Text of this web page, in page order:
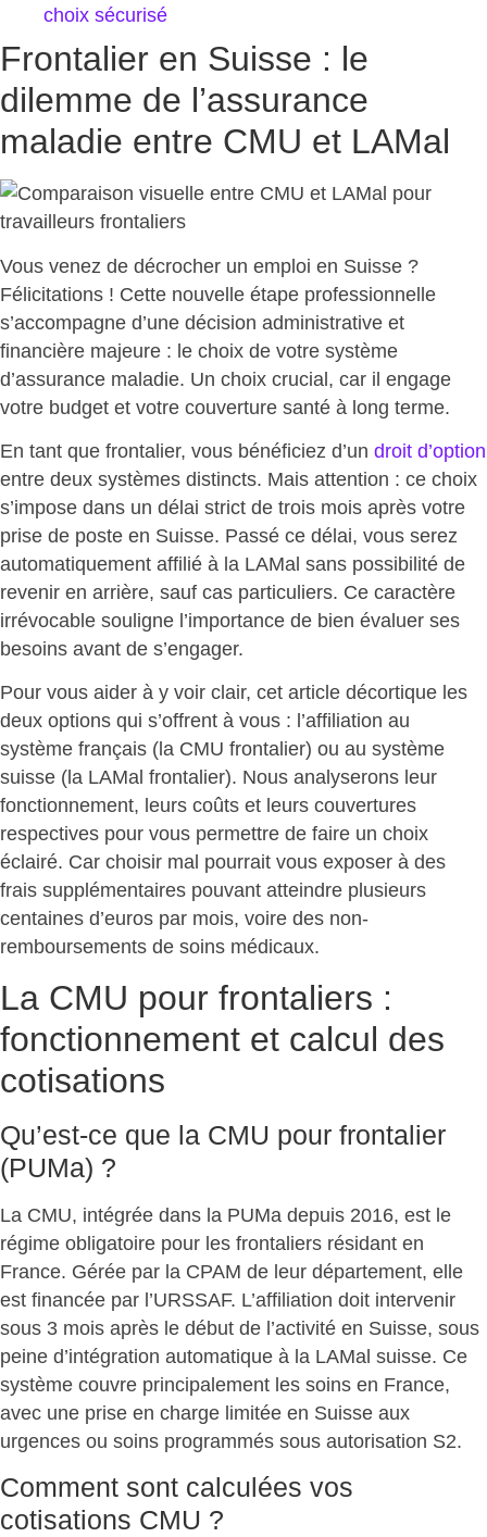
choix sécurisé
Frontalier en Suisse : le
dilemme de l’assurance
maladie entre CMU et LAMal
Vous venez de décrocher un emploi en Suisse ?
Félicitations ! Cette nouvelle étape professionnelle
s’accompagne d’une décision administrative et
financière majeure : le choix de votre système
d’assurance maladie. Un choix crucial, car il engage
votre budget et votre couverture santé à long terme.
En tant que frontalier, vous bénéficiez d’un droit d’option
entre deux systèmes distincts. Mais attention : ce choix
s’impose dans un délai strict de trois mois après votre
prise de poste en Suisse. Passé ce délai, vous serez
automatiquement affilié à la LAMal sans possibilité de
revenir en arrière, sauf cas particuliers. Ce caractère
irrévocable souligne l’importance de bien évaluer ses
besoins avant de s’engager.
Pour vous aider à y voir clair, cet article décortique les
deux options qui s’offrent à vous : l’affiliation au
système français (la CMU frontalier) ou au système
suisse (la LAMal frontalier). Nous analyserons leur
fonctionnement, leurs coûts et leurs couvertures
respectives pour vous permettre de faire un choix
éclairé. Car choisir mal pourrait vous exposer à des
frais supplémentaires pouvant atteindre plusieurs
centaines d’euros par mois, voire des non-
remboursements de soins médicaux.
La CMU pour frontaliers :
fonctionnement et calcul des
cotisations
Qu’est-ce que la CMU pour frontalier
(PUMa) ?
La CMU, intégrée dans la PUMa depuis 2016, est le
régime obligatoire pour les frontaliers résidant en
France. Gérée par la CPAM de leur département, elle
est financée par l’URSSAF. L’affiliation doit intervenir
sous 3 mois après le début de l’activité en Suisse, sous
peine d’intégration automatique à la LAMal suisse. Ce
système couvre principalement les soins en France,
avec une prise en charge limitée en Suisse aux
urgences ou soins programmés sous autorisation S2.
Comment sont calculées vos
cotisations CMU ?